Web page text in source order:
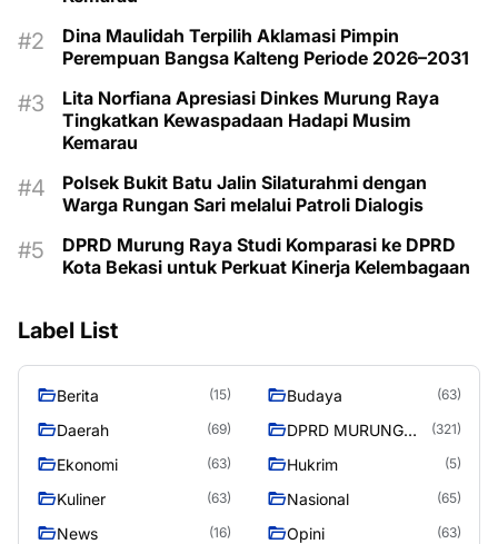
Dina Maulidah Terpilih Aklamasi Pimpin
Perempuan Bangsa Kalteng Periode 2026–2031
Lita Norfiana Apresiasi Dinkes Murung Raya
Tingkatkan Kewaspadaan Hadapi Musim
Kemarau
Polsek Bukit Batu Jalin Silaturahmi dengan
Warga Rungan Sari melalui Patroli Dialogis
DPRD Murung Raya Studi Komparasi ke DPRD
Kota Bekasi untuk Perkuat Kinerja Kelembagaan
Label List
Berita (15) Budaya (63)
Daerah (69)
DPRD MURUNG
(321)
Ekonomi (63) Hukrim (5)
Kuliner (63) Nasional (65)
News (16) Opini (63)